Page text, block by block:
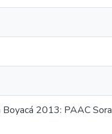
2013: PAAC